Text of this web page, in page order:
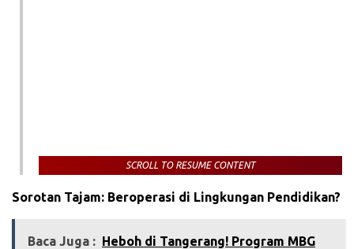
SCROLL TO RESUME CONTENT
Sorotan Tajam: Beroperasi di Lingkungan Pendidikan?
Baca Juga : Heboh di Tangerang! Program MBG